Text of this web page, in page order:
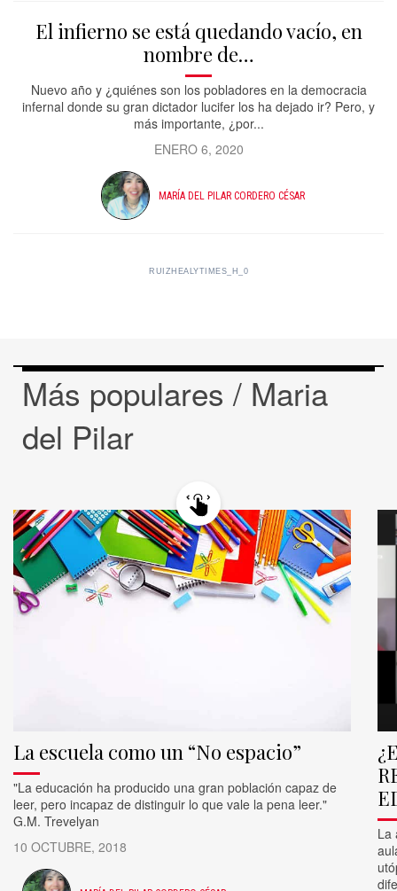
El infierno se está quedando vacío, en
nombre de…
Nuevo año y ¿quiénes son los pobladores en la democracia
infernal donde su gran dictador lucifer los ha dejado ir? Pero, y
más importante, ¿por...
ENERO 6, 2020
MARÍA DEL PILAR CORDERO CÉSAR
RUIZHEALYTIMES_H_0
Más populares / Maria
del Pilar
La escuela como un “No espacio”
"La educación ha producido una gran población capaz de
leer, pero incapaz de distinguir lo que vale la pena leer."
G.M. Trevelyan
10 OCTUBRE, 2018
La